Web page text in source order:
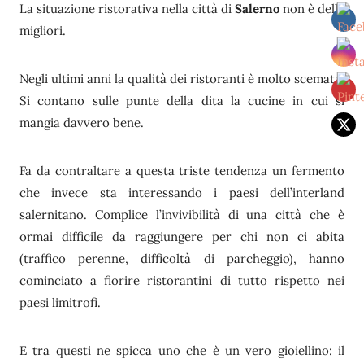
La situazione ristorativa nella città di Salerno non è delle
migliori.
Negli ultimi anni la qualità dei ristoranti è molto scemata.
Si contano sulle punte della dita la cucine in cui si
mangia davvero bene.
Fa da contraltare a questa triste tendenza un fermento
che invece sta interessando i paesi dell’interland
salernitano. Complice l’invivibilità di una città che è
ormai difficile da raggiungere per chi non ci abita
(traffico perenne, difficoltà di parcheggio), hanno
cominciato a fiorire ristorantini di tutto rispetto nei
paesi limitrofi.
E tra questi ne spicca uno che è un vero gioiellino: il